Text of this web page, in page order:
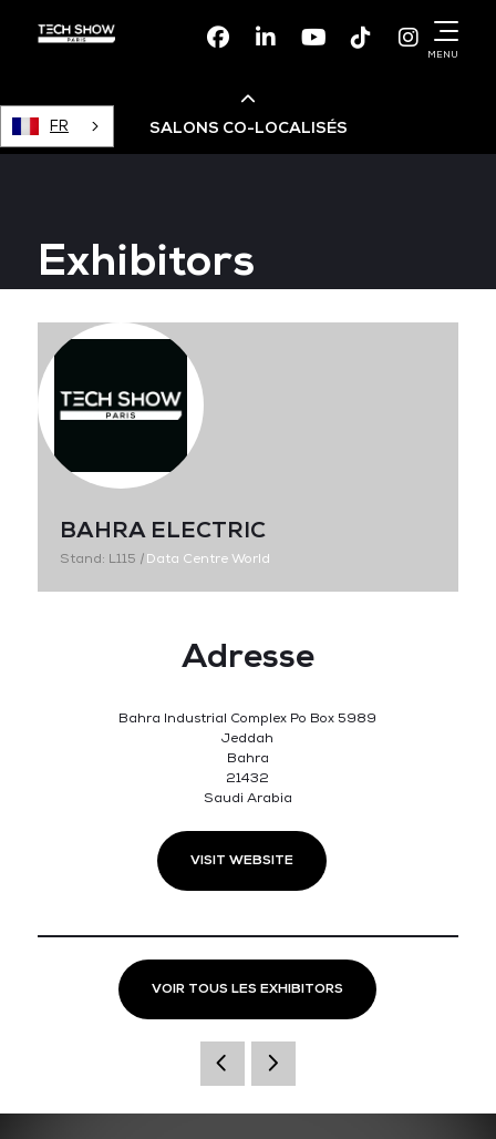
FacebookLinkedinYoutubeTikTok
MENU
FR SALONS CO-LOCALISÉS
Devops Live
Cloud & Cyber Security
Data & AI Leaders Summit
Data Centre World
Exhibitors
BAHRA ELECTRIC
Stand: L115 |Data Centre World
Adresse
Bahra Industrial Complex Po Box 5989
Jeddah
Bahra
21432
Saudi Arabia
VISIT WEBSITE
VOIR TOUS LES EXHIBITORS